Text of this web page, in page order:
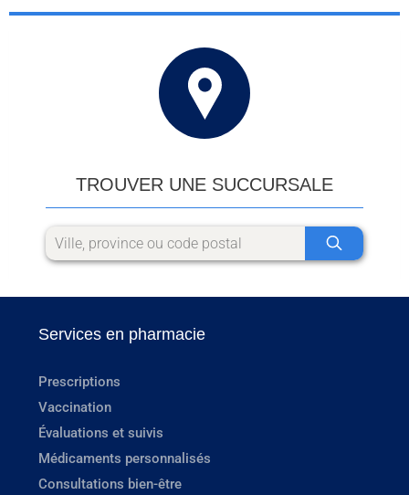
TROUVER UNE SUCCURSALE
Services en pharmacie
Prescriptions
Vaccination
Évaluations et suivis
Médicaments personnalisés
Consultations bien-être